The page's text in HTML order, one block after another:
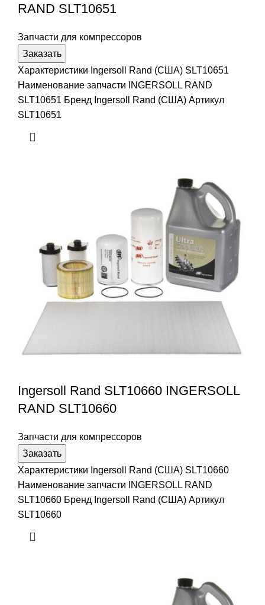
RAND SLT10651
Запчасти для компрессоров
Заказать
Характеристики Ingersoll Rand (США) SLT10651
Наименование запчасти INGERSOLL RAND
SLT10651 Бренд Ingersoll Rand (США) Артикул
SLT10651
Ingersoll Rand SLT10660 INGERSOLL
RAND SLT10660
Запчасти для компрессоров
Заказать
Характеристики Ingersoll Rand (США) SLT10660
Наименование запчасти INGERSOLL RAND
SLT10660 Бренд Ingersoll Rand (США) Артикул
SLT10660